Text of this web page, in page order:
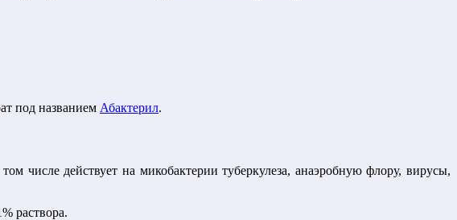
под названием Абактерил.
числе действует на микобактерии туберкулеза, анаэробную флору, вирусы,
раствора.